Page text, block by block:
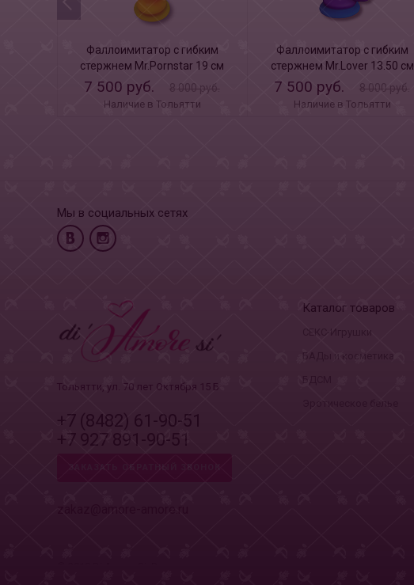
Фаллоимитатор с гибким
стержнем Mr.Pornstar 19 см
розовый
7 500 руб. 8 000 руб.
Наличие в Тольятти
Фаллоимитатор с гибким
стержнем Mr.Lover 13.50 см
7 500 руб. 8 000 руб.
Наличие в Тольятти
Мы в социальных сетях
Тольятти, ул. 70 лет Октября 15 Б
+7 (8482) 61-90-51
+7 927 891-90-51
ЗАКАЗАТЬ ОБРАТНЫЙ ЗВОНОК
zakaz@amore-amore.ru
Каталог товаров
СЕКС-Игрушки
БАДы и косметика
Эротическое белье